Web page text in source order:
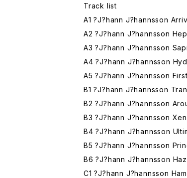
Track list
A1 ?J?hann J?hannsson
A2 ?J?hann J?hannsson
A3 ?J?hann J?hannsson
A4 ?J?hann J?hannsson
A5 ?J?hann J?hannsson
B1 ?J?hann J?hannsson
B2 ?J?hann J?hannsson
B3 ?J?hann J?hannsson
B4 ?J?hann J?hannsson
B5 ?J?hann J?hannsson
B6 ?J?hann J?hannsson
C1 ?J?hann J?hannsson